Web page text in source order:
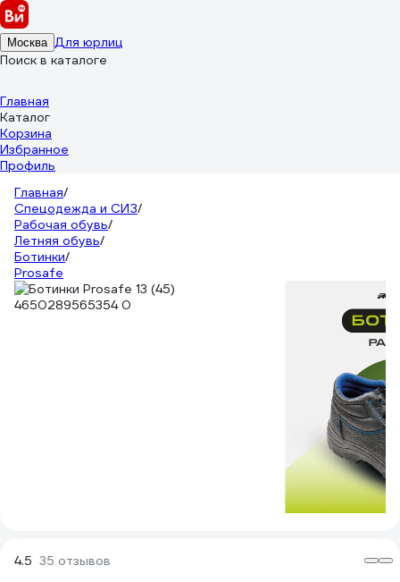
Москва Для юрлиц
Поиск в каталоге
Главная
Каталог
Корзина
Избранное
Профиль
Главная/
Спецодежда и СИЗ/
Рабочая обувь/
Летняя обувь/
Ботинки/
Prosafe
4.5 35 отзывов